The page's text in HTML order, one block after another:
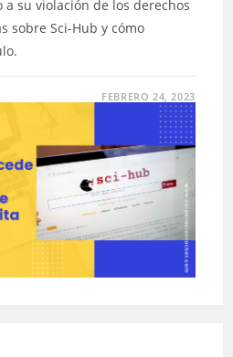
su violación de los derechos
sobre Sci-Hub y cómo
FEBRERO 24, 2023